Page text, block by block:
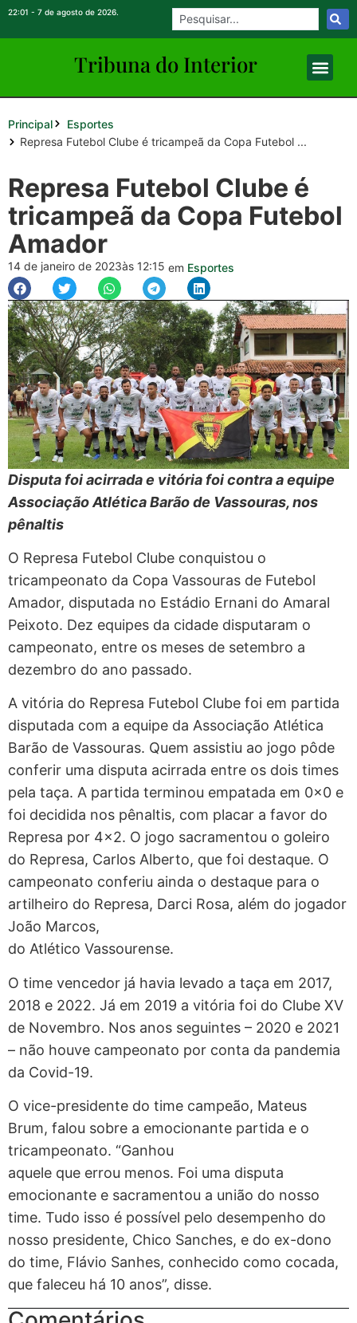
22:01 - 7 de agosto de 2026.
Tribuna do Interior
Principal
Esportes
Represa Futebol Clube é tricampeã da Copa Futebol ...
Represa Futebol Clube é
tricampeã da Copa Futebol
Amador
14 de janeiro de 2023às 12:15 em Esportes
Disputa foi acirrada e vitória foi contra a equipe
Associação Atlética Barão de Vassouras, nos
pênaltis
O Represa Futebol Clube conquistou o
tricampeonato da Copa Vassouras de Futebol
Amador, disputada no Estádio Ernani do Amaral
Peixoto. Dez equipes da cidade disputaram o
campeonato, entre os meses de setembro a
dezembro do ano passado.
A vitória do Represa Futebol Clube foi em partida
disputada com a equipe da Associação Atlética
Barão de Vassouras. Quem assistiu ao jogo pôde
conferir uma disputa acirrada entre os dois times
pela taça. A partida terminou empatada em 0x0 e
foi decidida nos pênaltis, com placar a favor do
Represa por 4×2. O jogo sacramentou o goleiro
do Represa, Carlos Alberto, que foi destaque. O
campeonato conferiu ainda o destaque para o
artilheiro do Represa, Darci Rosa, além do jogador
João Marcos,
do Atlético Vassourense.
O time vencedor já havia levado a taça em 2017,
2018 e 2022. Já em 2019 a vitória foi do Clube XV
de Novembro. Nos anos seguintes – 2020 e 2021
– não houve campeonato por conta da pandemia
da Covid-19.
O vice-presidente do time campeão, Mateus
Brum, falou sobre a emocionante partida e o
tricampeonato. “Ganhou
aquele que errou menos. Foi uma disputa
emocionante e sacramentou a união do nosso
time. Tudo isso é possível pelo desempenho do
nosso presidente, Chico Sanches, e do ex-dono
do time, Flávio Sanhes, conhecido como cocada,
que faleceu há 10 anos”, disse.